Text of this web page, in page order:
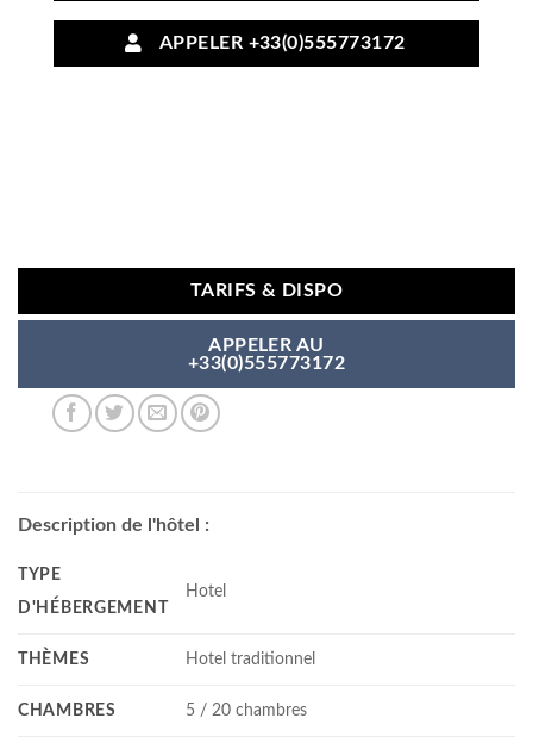
APPELER +33(0)555773172
TARIFS & DISPO
APPELER AU
+33(0)555773172
Description de l'hôtel :
TYPE
D'HÉBERGEMENT
Hotel
THÈMES Hotel traditionnel
CHAMBRES 5 / 20 chambres